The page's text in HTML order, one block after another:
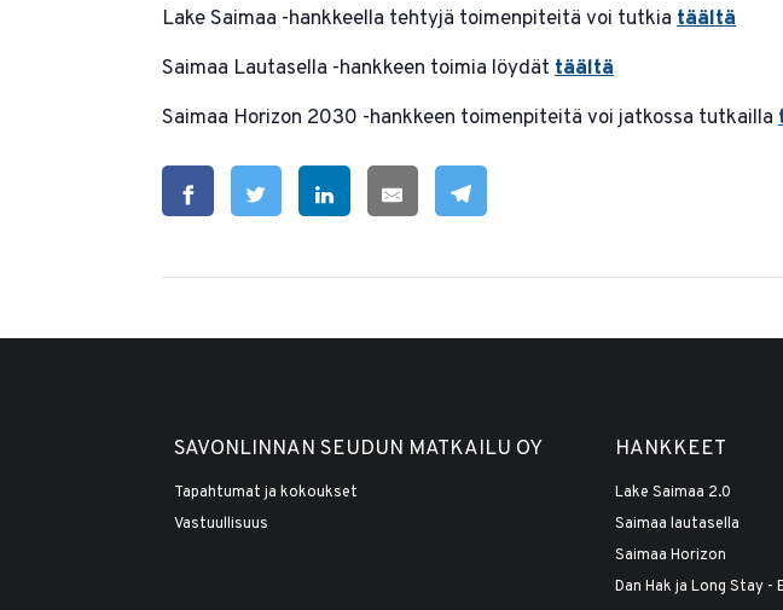
Lake Saimaa -hankkeella tehtyjä toimenpiteitä voi tutkia täältä
Saimaa Lautasella -hankkeen toimia löydät täältä
Saimaa Horizon 2030 -hankkeen toimenpiteitä voi jatkossa tutkailla
SAVONLINNAN SEUDUN MATKAILU OY
Tapahtumat ja kokoukset
Vastuullisuus
HANKKEET
Lake Saimaa 2.0
Saimaa lautasella
Saimaa Horizon
Dan Hak ja Long Stay